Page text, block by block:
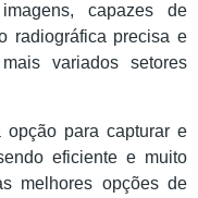
capazes de
radiográfica precisa e
variados setores
para capturar e
eficiente e muito
melhores opções de